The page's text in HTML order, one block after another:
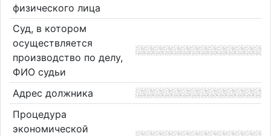
физического лица
Суд, в котором
осуществляется
производство по делу,
ФИО судьи
Адрес должника
Процедура
экономической